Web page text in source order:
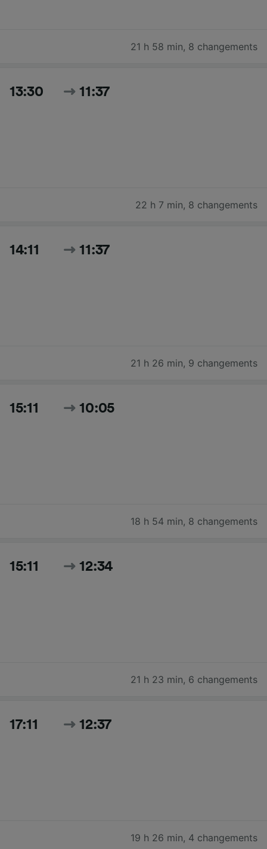
21 h 58 min, 8 changements
13:30 11:37
22 h 7 min, 8 changements
14:11 11:37
21 h 26 min, 9 changements
15:11 10:05
18 h 54 min, 8 changements
15:11 12:34
21 h 23 min, 6 changements
17:11 12:37
19 h 26 min, 4 changements